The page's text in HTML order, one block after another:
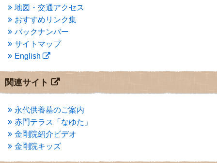
2014年5月(1)
2014年4月 (4)
2014年1月 (1)
2013年11月(4)
2013年10月 (2)
2013年9月(4)
2013年7月
(7)
2013年6月 (6)
2013年5月(13)
2013年4月(1)
2013年3月
(4)
2013年2月(6)
2013年1月(6)
2012年12月(7)
地図・交通アクセス
おすすめリンク集
バックナンバー
サイトマップ
English
関連サイト
永代供養墓のご案内
赤門テラス「なゆた」
金剛院紹介ビデオ
金剛院キッズ